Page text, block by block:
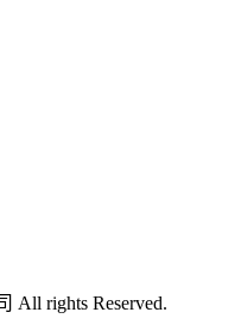
All rights Reserved.